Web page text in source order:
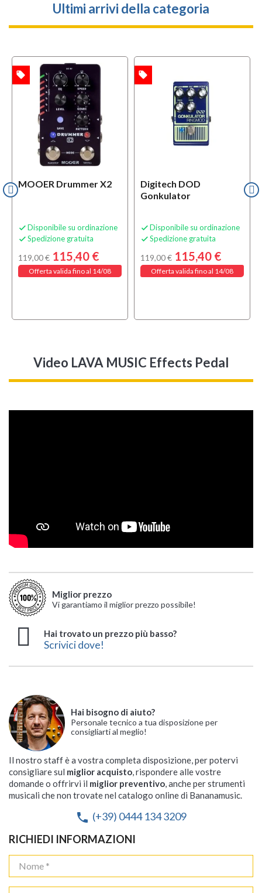
Ultimi arrivi della categoria
MOOER Drummer X2
 Disponibile su ordinazione
 Spedizione gratuita
119,00 € 115,40 €
Offerta valida fino al 14/08
local_offer
Digitech DOD
Gonkulator
 Disponibile su ordinazione
 Spedizione gratuita
119,00 € 115,40 €
Offerta valida fino al 14/08
local_offer
Video LAVA MUSIC Effects Pedal
Miglior prezzo
Vi garantiamo il miglior prezzo possibile!
Hai trovato un prezzo più basso?
Scrivici dove!
Hai bisogno di aiuto?
Personale tecnico a tua disposizione per
consigliarti al meglio!
Il nostro staff è a vostra completa disposizione, per potervi
consigliare sul miglior acquisto , rispondere alle vostre
domande o offrirvi il miglior preventivo , anche per strumenti
musicali che non trovate nel catalogo online di Bananamusic.
phone (+39) 0444 134 3209
RICHIEDI INFORMAZIONI